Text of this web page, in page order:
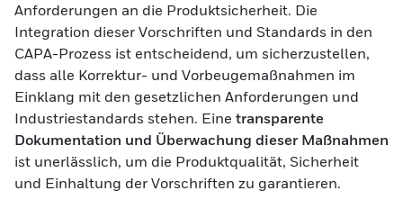
Anforderungen an die Produktsicherheit. Die
Integration dieser Vorschriften und Standards in den
CAPA-Prozess ist entscheidend, um sicherzustellen,
dass alle Korrektur- und Vorbeugemaßnahmen im
Einklang mit den gesetzlichen Anforderungen und
Industriestandards stehen. Eine transparente
Dokumentation und Überwachung dieser Maßnahmen
ist unerlässlich, um die Produktqualität, Sicherheit
und Einhaltung der Vorschriften zu garantieren.